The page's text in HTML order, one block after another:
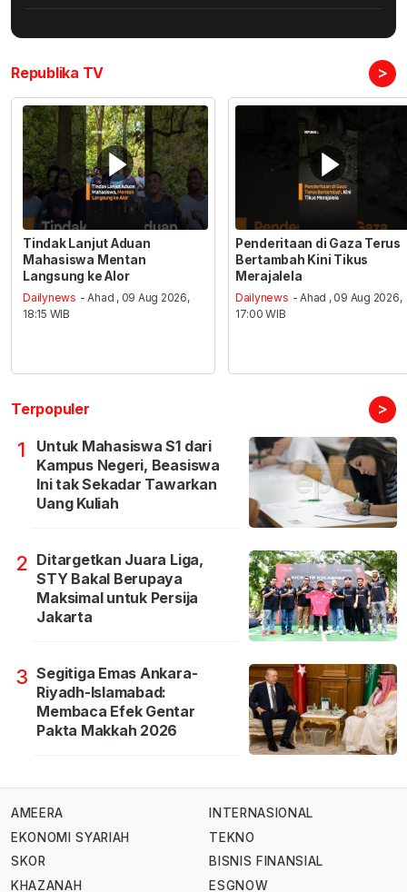
Republika TV >
Tindak Lanjut Aduan
Mahasiswa Mentan
Langsung ke Alor
Dailynews - Ahad , 09 Aug 2026,
18:15 WIB
Penderitaan di Gaza Terus
Bertambah Kini Tikus
Merajalela
Dailynews - Ahad , 09 Aug 2026,
17:00 WIB
Terpopuler >
1
Untuk Mahasiswa S1 dari
Kampus Negeri, Beasiswa
Ini tak Sekadar Tawarkan
Uang Kuliah
2 Ditargetkan Juara Liga,
STY Bakal Berupaya
Maksimal untuk Persija
Jakarta
3 Segitiga Emas Ankara-
Riyadh-Islamabad:
Membaca Efek Gentar
Pakta Makkah 2026
AMEERA
EKONOMI SYARIAH
SKOR
KHAZANAH
INTERNASIONAL
TEKNO
BISNIS FINANSIAL
ESGNOW